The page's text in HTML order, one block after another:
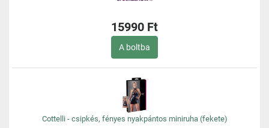
15990 Ft
A boltba
Cottelli - csipkés, fényes nyakpántos miniruha (fekete)